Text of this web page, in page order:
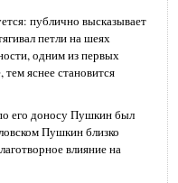
публично высказывает
петли на шеях
одним из первых
яснее становится
его доносу Пушкин был
Пушкин близко
влияние на